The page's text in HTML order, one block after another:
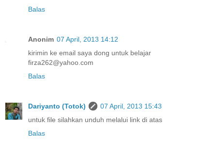
Balas
Anonim 07 April, 2013 14:12
kirimin ke email saya dong untuk belajar
firza262@yahoo.com
Balas
Dariyanto (Totok)
07 April, 2013 15:43
untuk file silahkan unduh melalui link di atas
Balas